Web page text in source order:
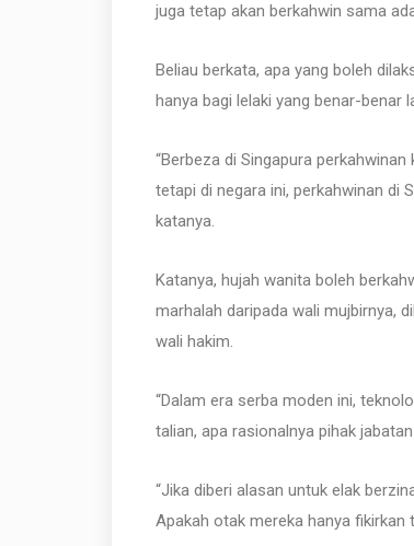
juga tetap akan berkahwin sama
Beliau berkata, apa yang boleh
hanya bagi lelaki yang benar-benar
“Berbeza di Singapura
tetapi di negara ini, perkahwinan di
katanya.
Katanya, hujah wanita boleh
marhalah daripada wali mujbirnya,
wali hakim.
“Dalam era serba moden ini,
talian, apa rasionalnya pihak
“Jika diberi alasan untuk elak
Apakah otak mereka hanya fikirkan